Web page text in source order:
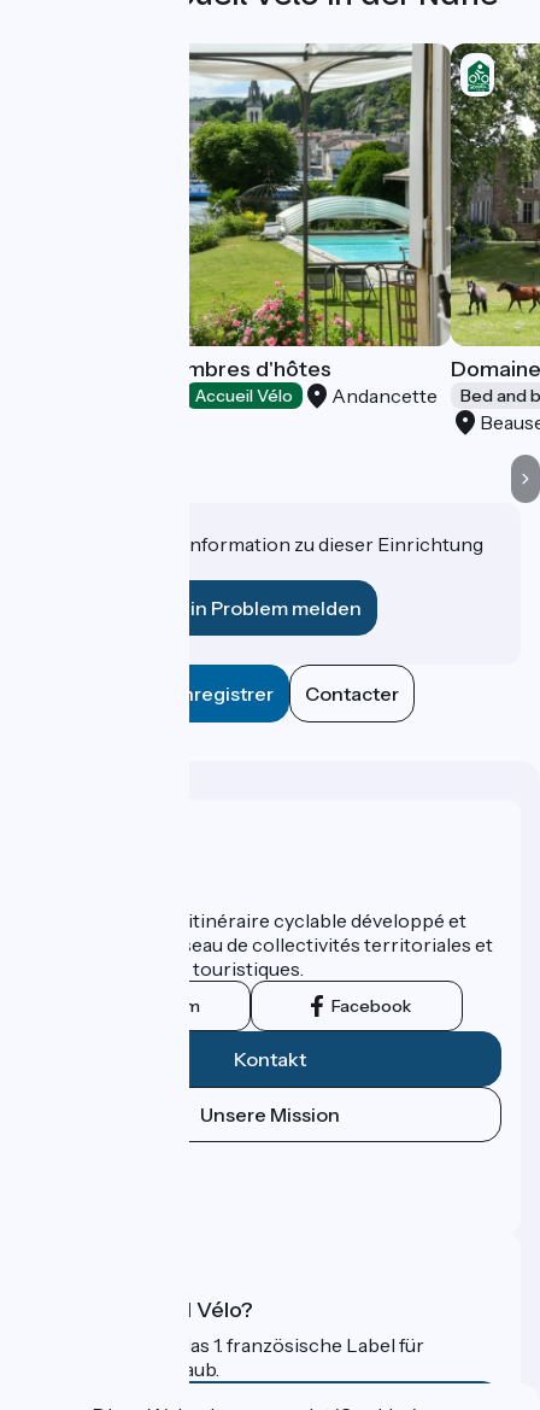
Villa Rhôna : Chambres d'hôtes
Accueil Vélo Andancette Bed and
Haben Sie eine Information zu dieser Einrichtung
Ein Problem melden
Enregistrer Contacter
ViaRhôna est un itinéraire cyclable développé et
promu par un réseau de collectivités territoriales et
leurs institutions touristiques.
Instagram Facebook
Kontakt
Unsere Mission
Was ist Accueil Vélo?
Accueil Vélo ist das 1. französische Label für
Radfahrer im Urlaub.